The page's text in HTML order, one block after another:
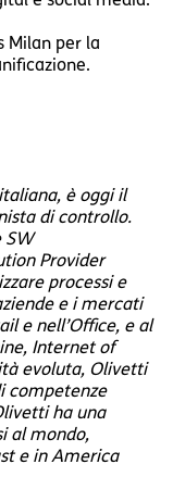
Milan per la
è oggi il
di controllo.
SW
Provider
processi e
e i mercati
e nell’Office, e al
Internet of
evoluta, Olivetti
competenze
ha una
al mondo,
e in America